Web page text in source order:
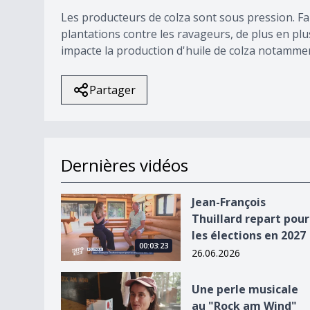
Les producteurs de colza sont sous pression.
plantations contre les ravageurs, de plus en
impacte la production d'huile de colza
Partager
Dernières vidéos
Jean-François Thuillard repart pour les élections
00:03:23
Jean-François
Thuillard repart pour
les élections en 2027
26.06.2026
Une perle musicale au &quot;Rock am Wind&quot;
Une perle musicale
au "Rock am Wind"